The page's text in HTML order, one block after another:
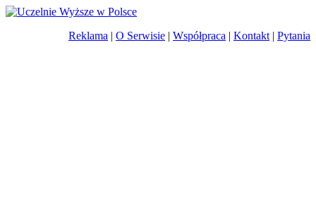
Reklama | O Serwisie | Współpraca | Kontakt | Pytania